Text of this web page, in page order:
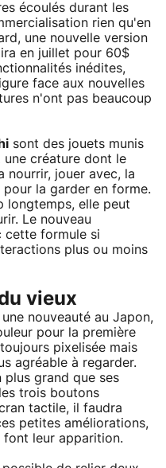
écoulés durant les
rien qu'en
une nouvelle version
en juillet pour 60$
inédites,
face aux nouvelles
n'ont pas beaucoup
sont des jouets munis
une créature dont le
nourrir, jouer avec, la
la garder en forme.
longtemps, elle peut
Le nouveau
cette formule si
plus ou moins
vieux
nouveauté au Japon,
pour la première
pixelisée mais
agréable à regarder.
plus grand que ses
trois boutons
tactile, il faudra
petites améliorations,
font leur apparition.